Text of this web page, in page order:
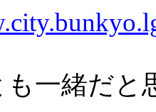
も一緒だと